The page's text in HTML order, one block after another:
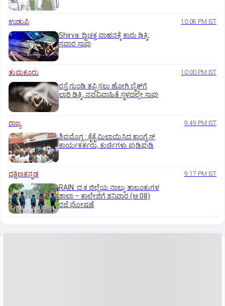
ಉಡುಪಿ 10:08 PM IST
Shirva: ದ್ವಿಚಕ್ರ ವಾಹನಕ್ಕೆ ಕಾರು ಢಿಕ್ಕಿ;
ಸವಾರ ಸಾವು
ತುಮಕೂರು 10:00 PM IST
ರಸ್ತೆ ಗುಂಡಿ ತಪ್ಪಿಸಲು ಹೋಗಿ ಬೈಕ್‌ಗೆ
ಲಾರಿ ಡಿಕ್ಕಿ, ನವವಿವಾಹಿತೆ ಸ್ಥಳದಲ್ಲೇ ಸಾವು
ರಾಜ್ಯ 9:49 PM IST
ಶಿವಮೊಗ್ಗ : ಕೈಕೈ ಮಿಲಾಯಿಸಿದ ಕಾಂಗ್ರೆಸ್
ಕಾರ್ಯಕರ್ತರು, ಕುರ್ಚಿಗಳು ಪುಡಿಪುಡಿ
ದಕ್ಷಿಣಕನ್ನಡ 9:17 PM IST
RAIN: ದ.ಕ ಜಿಲ್ಲೆಯ ನಾಲ್ಕು ತಾಲೂಕುಗಳ
ಶಾಲಾ – ಕಾಲೇಜಿಗೆ ಶನಿವಾರ (ಆ.08)
ರಜೆ ಘೋಷಣೆ